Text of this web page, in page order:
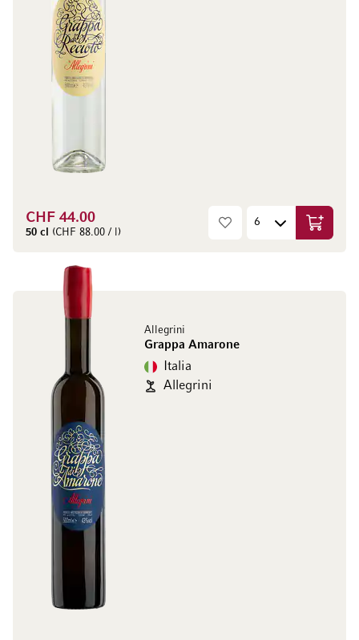
CHF 44.00
50 cl (CHF 88.00 / l)
Allegrini
Grappa Amarone
Italia
Allegrini